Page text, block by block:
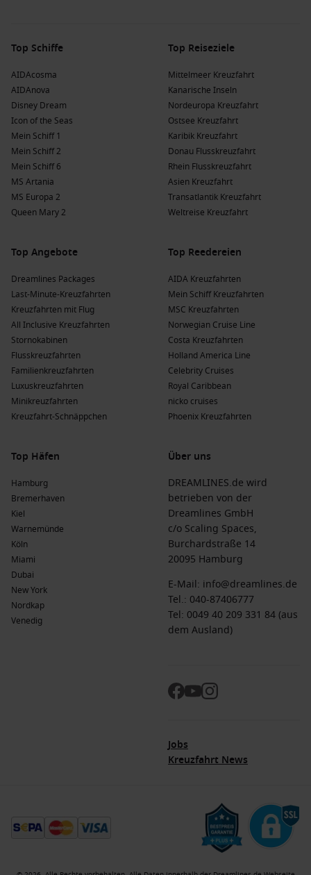
Top Schiffe
AIDAcosma
AIDAnova
Disney Dream
Icon of the Seas
Mein Schiff 1
Mein Schiff 2
Mein Schiff 6
MS Artania
MS Europa 2
Queen Mary 2
Top Reiseziele
Mittelmeer Kreuzfahrt
Kanarische Inseln
Nordeuropa Kreuzfahrt
Ostsee Kreuzfahrt
Karibik Kreuzfahrt
Donau Flusskreuzfahrt
Rhein Flusskreuzfahrt
Asien Kreuzfahrt
Transatlantik Kreuzfahrt
Weltreise Kreuzfahrt
Top Angebote
Dreamlines Packages
Last-Minute-Kreuzfahrten
Kreuzfahrten mit Flug
All Inclusive Kreuzfahrten
Stornokabinen
Flusskreuzfahrten
Familienkreuzfahrten
Luxuskreuzfahrten
Minikreuzfahrten
Kreuzfahrt-Schnäppchen
Top Reedereien
AIDA Kreuzfahrten
Mein Schiff Kreuzfahrten
MSC Kreuzfahrten
Norwegian Cruise Line
Costa Kreuzfahrten
Holland America Line
Celebrity Cruises
Royal Caribbean
nicko cruises
Phoenix Kreuzfahrten
Top Häfen
Hamburg
Bremerhaven
Kiel
Warnemünde
Köln
Miami
Dubai
New York
Nordkap
Venedig
Über uns
DREAMLINES.de wird
betrieben von der
Dreamlines GmbH
c/o Scaling Spaces,
Burchardstraße 14
20095 Hamburg
E-Mail: info@dreamlines.de
Tel.: 040-87406777
Tel: 0049 40 209 331 84 (aus
dem Ausland)
Jobs
Kreuzfahrt News